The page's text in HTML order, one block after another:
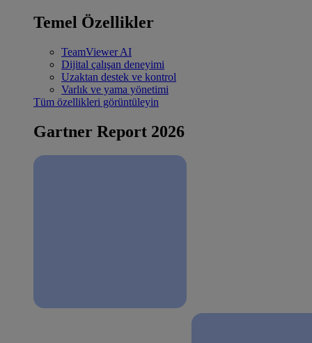
Temel Özellikler
TeamViewer AI
Dijital çalışan deneyimi
Uzaktan destek ve kontrol
Varlık ve yama yönetimi
Tüm özellikleri görüntüleyin
Gartner Report 2026